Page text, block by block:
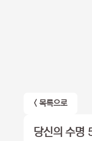
< 목록으로
당신의 수명